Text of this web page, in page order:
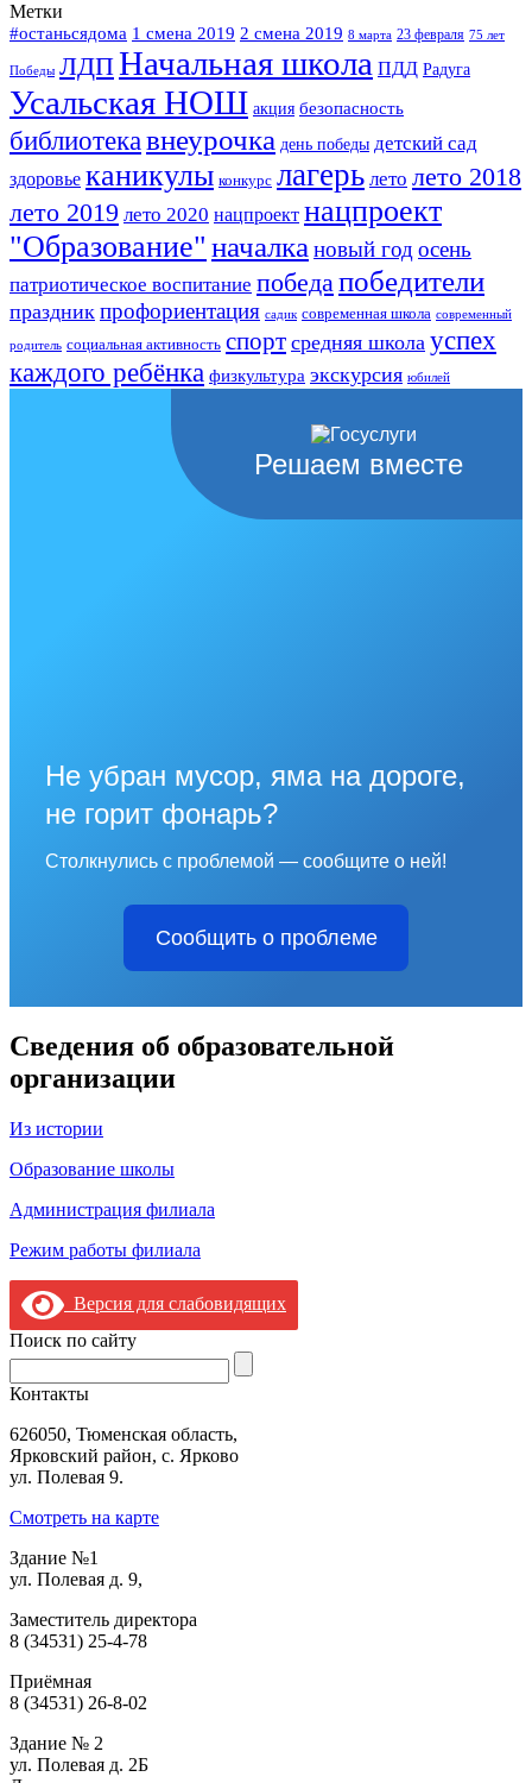
Метки
#останьсядома 1 смена 2019 2 смена 2019 8 марта 23 февраля 75 лет
Победы ЛДПНачальная школа ПДД Радуга
Усальская НОШ акция безопасность
библиотекавнеурочка день победы детский сад
здоровье каникулы конкурс лагерь лето лето 2018
лето 2019 лето 2020 нацпроект нацпроект
"Образование" началкановый годосень
патриотическое воспитание победапобедители
праздник профориентация садик современная школа современный
родитель социальная активность спорт средняя школа успех
каждого ребёнка физкультура экскурсия юбилей
Решаем вместе
Не убран мусор, яма на дороге,
не горит фонарь?
Столкнулись с проблемой — сообщите о ней!
Сообщить о проблеме
Сведения об образовательной
организации
Из истории
Образование школы
Администрация филиала
Режим работы филиала
şans
casino
|
vidobet
vidobet
vidobet
güncel
giriş
|
vidobet
giriş
|
casinolevant
casinolevant
casinolevant
vidobet
giriş
|
şans
casino
|
casinolevant
giriş
|
casino
şans
|
şans
casino
giriş
|
casino
levant
|
casino
şans
|
casino
şans
|
boostaro
casinolevant
giriş
|
şans
casino
giriş
|
casinolevant
giriş
|
şanscasino
vidobet
vidobet
giriş
|
levant
casino
|
gorabet
galyabet
gorabet
gorabet
gorabet
vidobet
giriş
|
galyabet
gorabet
gorabet
Версия для слабовидящих
Поиск по сайту
Контакты
626050, Тюменская область,
Ярковский район, с. Ярково
ул. Полевая 9.
Смотреть на карте
Здание №1
ул. Полевая д. 9,
Заместитель директора
8 (34531) 25-4-78
Приёмная
8 (34531) 26-8-02
Здание № 2
ул. Полевая д. 2Б